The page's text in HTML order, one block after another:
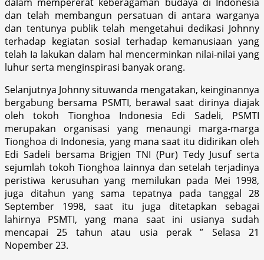
dan telah membangun persatuan di antara warganya
dan tentunya publik telah mengetahui dedikasi Johnny
terhadap kegiatan sosial terhadap kemanusiaan yang
telah Ia lakukan dalam hal mencerminkan nilai-nilai yang
luhur serta menginspirasi banyak orang.
Selanjutnya Johnny situwanda mengatakan, keinginannya
bergabung bersama PSMTI, berawal saat dirinya diajak
oleh tokoh Tionghoa Indonesia Edi Sadeli, PSMTI
merupakan organisasi yang menaungi marga-marga
Tionghoa di Indonesia, yang mana saat itu didirikan oleh
Edi Sadeli bersama Brigjen TNI (Pur) Tedy Jusuf serta
sejumlah tokoh Tionghoa lainnya dan setelah terjadinya
peristiwa kerusuhan yang memilukan pada Mei 1998,
juga ditahun yang sama tepatnya pada tanggal 28
September 1998, saat itu juga ditetapkan sebagai
lahirnya PSMTI, yang mana saat ini usianya sudah
mencapai 25 tahun atau usia perak ” Selasa 21
Nopember 23.